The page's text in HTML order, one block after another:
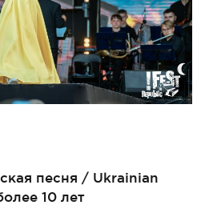
песня / Ukrainian
10 лет